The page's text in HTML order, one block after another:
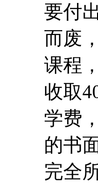
要付
而废
课程
收取
学费
的书
完全